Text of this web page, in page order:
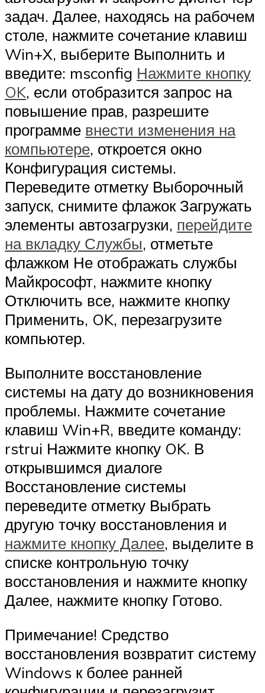
задач. Далее, находясь на рабочем
столе, нажмите сочетание клавиш
Win+X, выберите Выполнить и
введите: msconfig Нажмите кнопку
OK, если отобразится запрос на
повышение прав, разрешите
программе внести изменения на
компьютере, откроется окно
Конфигурация системы.
Переведите отметку Выборочный
запуск, снимите флажок Загружать
элементы автозагрузки, перейдите
на вкладку Службы, отметьте
флажком Не отображать службы
Майкрософт, нажмите кнопку
Отключить все, нажмите кнопку
Применить, OK, перезагрузите
компьютер.
Выполните восстановление
системы на дату до возникновения
проблемы. Нажмите сочетание
клавиш Win+R, введите команду:
rstrui Нажмите кнопку OK. В
открывшимся диалоге
Восстановление системы
переведите отметку Выбрать
другую точку восстановления и
нажмите кнопку Далее, выделите в
списке контрольную точку
восстановления и нажмите кнопку
Далее, нажмите кнопку Готово.
Примечание! Средство
восстановления возвратит систему
Windows к более ранней